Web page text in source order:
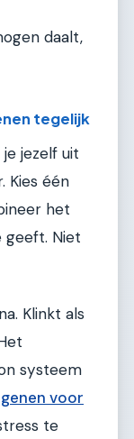
daalt,
tegelijk
jezelf uit
Kies één
het
Niet
Klinkt als
systeem
voor
te